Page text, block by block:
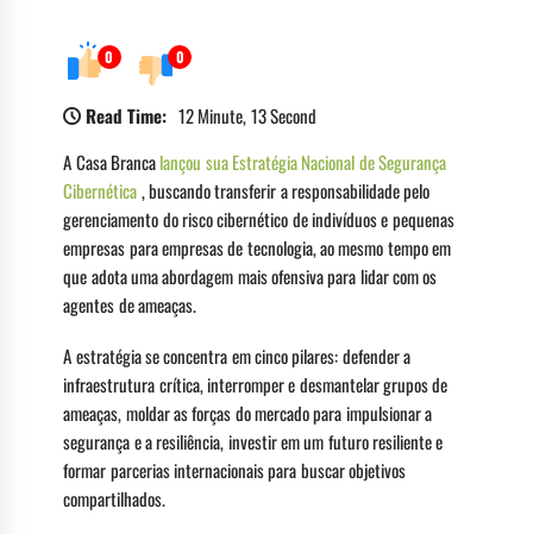
0 0
Read Time: 12 Minute, 13 Second
A Casa Brancalançou sua Estratégia Nacional de Segurança
Cibernética, buscando transferir a responsabilidade pelo
gerenciamento do risco cibernético de indivíduos e pequenas
empresas para empresas de tecnologia, ao mesmo tempo em
que adota uma abordagem mais ofensiva para lidar com os
agentes de ameaças.
A estratégia se concentra em cinco pilares: defender a
infraestrutura crítica, interromper e desmantelar grupos de
ameaças, moldar as forças do mercado para impulsionar a
segurança e a resiliência, investir em um futuro resiliente e
formar parcerias internacionais para buscar objetivos
compartilhados.